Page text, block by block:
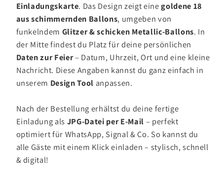
Einladungskarte. Das Design zeigt einegoldene 18
aus schimmernden Ballons, umgeben von
funkelndem Glitzer & schicken Metallic-Ballons. In
der Mitte findest du Platz für deine persönlichen
Daten zur Feier– Datum, Uhrzeit, Ort und eine kleine
Nachricht. Diese Angaben kannst du ganz einfach in
unserem Design Tool anpassen.
Nach der Bestellung erhältst du deine fertige
Einladung als JPG-Datei per E-Mail – perfekt
optimiert für WhatsApp, Signal & Co. So kannst du
alle Gäste mit einem Klick einladen – stylisch, schnell
& digital!